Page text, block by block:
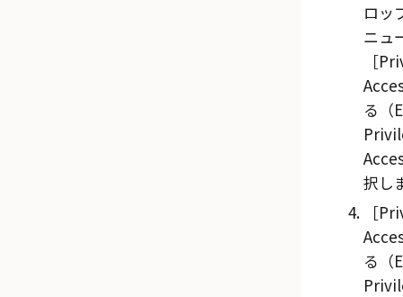
ロッ
ニュ
る（
択し
る（